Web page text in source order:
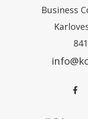
Business